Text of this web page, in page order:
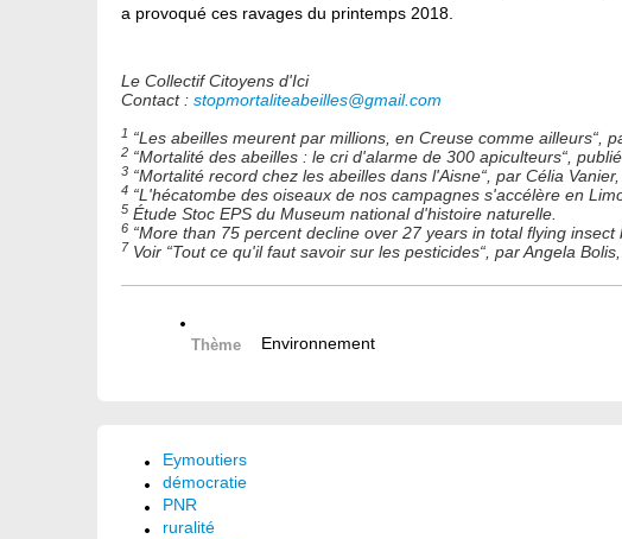
a provoqué ces ravages du printemps 2018.
Le Collectif Citoyens d'Ici
Contact : stopmortaliteabeilles@gmail.com
1 “Les abeilles meurent par millions, en Creuse comme ailleurs“,
2 “Mortalité des abeilles : le cri d'alarme de 300 apiculteurs“,
3 “Mortalité record chez les abeilles dans l'Aisne“, par Célia
4 “L'hécatombe des oiseaux de nos campagnes s'accélère en
5 Étude Stoc EPS du Museum national d'histoire naturelle.
6 “More than 75 percent decline over 27 years in total flying
7 Voir “Tout ce qu'il faut savoir sur les pesticides“, par Angela
Thème Environnement
Eymoutiers
démocratie
PNR
ruralité